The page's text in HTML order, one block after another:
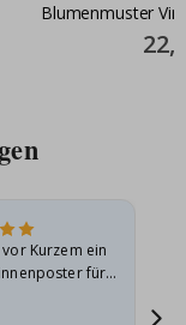
Blumenmuster
Price
Kurzem ein
für